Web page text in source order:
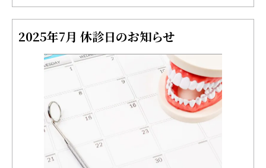
ックでは、火曜日、土曜日、祝日は休診日となってお
（土曜日） 8月11日（月曜日※祝日） 8月12日（火曜
日） 8月13日（水曜日） 8月14日（木曜日） 8月15日
（金曜日） 8月16日（土曜日） 8月19日（火曜日） 8
月23日（土曜日） 8月26日（火曜日） 8月30日（土曜
日） ※8月13日（水曜日）～8月15日（金曜日）はお
盆休みとなります。 診療時間外の診療について 診療
時間外での診療をご希望の場合は、事前にご相談いた
だければ、できる限り対応させていただきます。 ご相
2025年7月 休診日のお知らせ